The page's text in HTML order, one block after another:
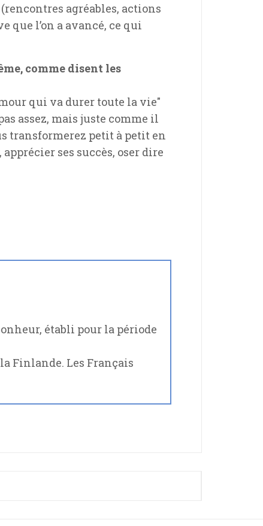
agréables, actions
que l’on a avancé, ce qui
comme disent les
qui va durer toute la vie"
assez, mais juste comme il
transformerez petit à petit en
ses succès, oser dire
établi pour la période
Finlande. Les Français
STRESS